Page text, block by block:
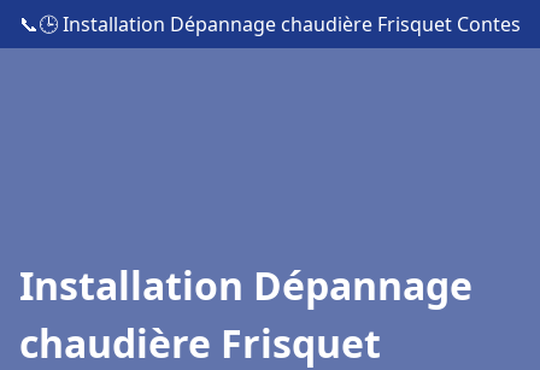
📞🕒 Installation Dépannage chaudière Frisquet Contes
Installation Dépannage
chaudière Frisquet